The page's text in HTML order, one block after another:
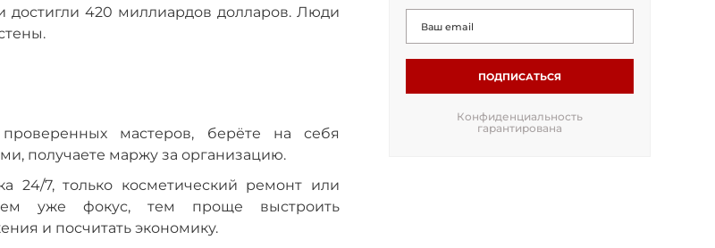
420 миллиардов долларов. Люди
мастеров, берёте на себя
получаете маржу за организацию.
24/7, только косметический ремонт или
уже фокус, тем проще выстроить
и посчитать экономику.
ПОДПИСАТЬСЯ
Конфиденциальность
гарантирована